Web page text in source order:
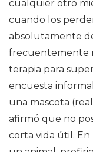
cualquier otro
cuando los
absolutamente
frecuentemente
terapia para
encuesta
una mascota
afirmó que no
corta vida útil. En